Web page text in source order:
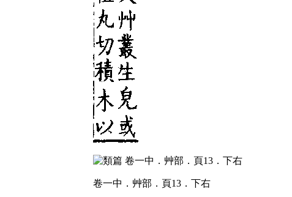
卷一中．艸部．頁13．下右